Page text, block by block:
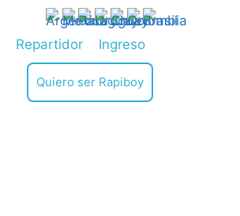
Repartidor Ingreso
Quiero ser Rapiboy